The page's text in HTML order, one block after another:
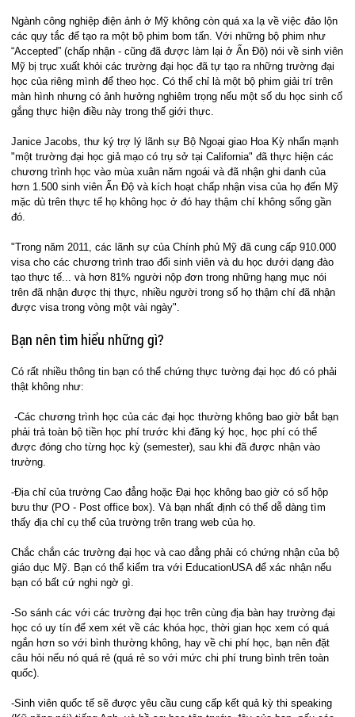
Ngành công nghiệp điện ảnh ở Mỹ không còn quá xa lạ về việc đảo lộn
các quy tắc để tạo ra một bộ phim bom tấn. Với những bộ phim như
“Accepted” (chấp nhận - cũng đã được làm lại ở Ấn Độ) nói về sinh viên
Mỹ bị trục xuất khỏi các trường đại học đã tự tạo ra những trường đại
học của riêng mình để theo học. Có thể chỉ là một bộ phim giải trí trên
màn hình nhưng có ảnh hưởng nghiêm trọng nếu một số du học sinh cố
gắng thực hiện điều này trong thế giới thực.
Janice Jacobs, thư ký trợ lý lãnh sự Bộ Ngoại giao Hoa Kỳ nhấn mạnh
"một trường đại học giả mạo có trụ sở tại California" đã thực hiện các
chương trình học vào mùa xuân năm ngoái và đã nhận ghi danh của
hơn 1.500 sinh viên Ấn Độ và kích hoạt chấp nhận visa của họ đến Mỹ
mặc dù trên thực tế họ không học ở đó hay thậm chí không sống gần
đó.
"Trong năm 2011, các lãnh sự của Chính phủ Mỹ đã cung cấp 910.000
visa cho các chương trình trao đổi sinh viên và du học dưới dạng đào
tạo thực tế... và hơn 81% người nộp đơn trong những hạng mục nói
trên đã nhận được thị thực, nhiều người trong số họ thậm chí đã nhận
được visa trong vòng một vài ngày".
Bạn nên tìm hiểu những gì?
Có rất nhiều thông tin bạn có thể chứng thực tường đại học đó có phải
thật không như:
-Các chương trình học của các đại học thường không bao giờ bắt bạn
phải trả toàn bộ tiền học phí trước khi đăng ký học, học phí có thể
được đóng cho từng học kỳ (semester), sau khi đã được nhận vào
trường.
-Địa chỉ của trường Cao đẳng hoặc Đại học không bao giờ có số hộp
bưu thư (PO - Post office box). Và bạn nhất định có thể dễ dàng tìm
thấy địa chỉ cụ thể của trường trên trang web của họ.
Chắc chắn các trường đại học và cao đẳng phải có chứng nhận của bộ
giáo dục Mỹ. Bạn có thể kiểm tra với EducationUSA để xác nhận nếu
bạn có bất cứ nghi ngờ gì.
-So sánh các với các trường đại học trên cùng địa bàn hay trường đại
học có uy tín để xem xét về các khóa học, thời gian học xem có quá
ngắn hơn so với bình thường không, hay về chi phí học, bạn nên đặt
câu hỏi nếu nó quá rẻ (quá rẻ so với mức chi phí trung bình trên toàn
quốc).
-Sinh viên quốc tế sẽ được yêu cầu cung cấp kết quả kỳ thi speaking